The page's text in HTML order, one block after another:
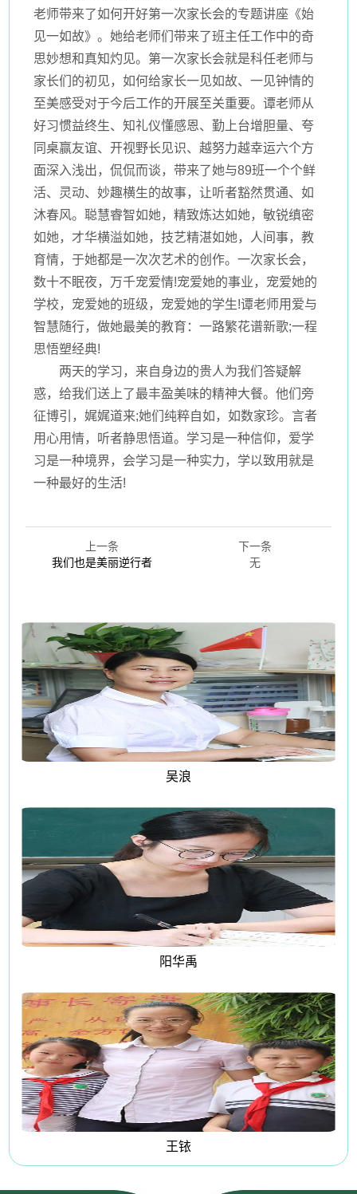
老师带来了如何开好第一次家长会的专题讲座《始
见一如故》。她给老师们带来了班主任工作中的奇
思妙想和真知灼见。第一次家长会就是科任老师与
家长们的初见，如何给家长一见如故、一见钟情的
至美感受对于今后工作的开展至关重要。谭老师从
好习惯益终生、知礼仪懂感恩、勤上台增胆量、夸
同桌赢友谊、开视野长见识、越努力越幸运六个方
面深入浅出，侃侃而谈，带来了她与89班一个个鲜
活、灵动、妙趣横生的故事，让听者豁然贯通、如
沐春风。聪慧睿智如她，精致炼达如她，敏锐缜密
如她，才华横溢如她，技艺精湛如她，人间事，教
育情，于她都是一次次艺术的创作。一次家长会，
数十不眠夜，万千宠爱情!宠爱她的事业，宠爱她的
学校，宠爱她的班级，宠爱她的学生!谭老师用爱与
智慧随行，做她最美的教育：一路繁花谱新歌;一程
思悟塑经典!
两天的学习，来自身边的贵人为我们答疑解
惑，给我们送上了最丰盈美味的精神大餐。他们旁
征博引，娓娓道来;她们纯粹自如，如数家珍。言者
用心用情，听者静思悟道。学习是一种信仰，爱学
习是一种境界，会学习是一种实力，学以致用就是
一种最好的生活!
上一条
我们也是美丽逆行者
下一条
无
吴浪
阳华禹
王铱